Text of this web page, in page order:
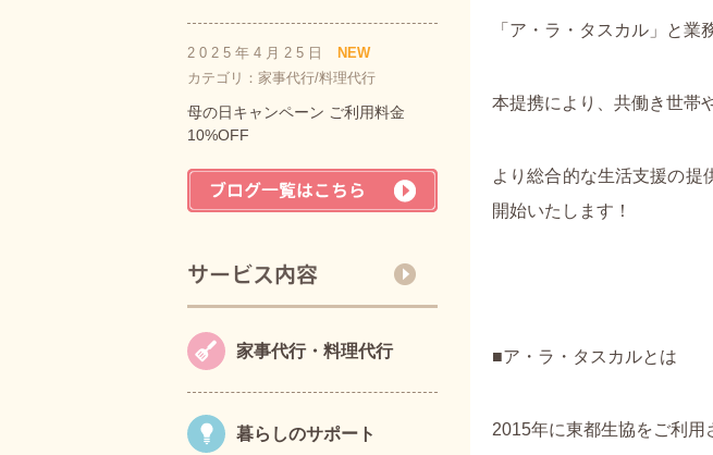
「ア・ラ・タスカル」と業
本提携により、共働き世帯
より総合的な生活支援の提
開始いたします！
■ア・ラ・タスカルとは
2015年に東都生協をご利用
2025年4月25日
NEW
カテゴリ：家事代行/料理代行
母の日キャンペーン ご利用料金
10%OFF
家事代行・料理代行
暮らしのサポート